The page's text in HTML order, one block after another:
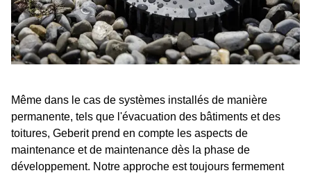
Même dans le cas de systèmes installés de manière
permanente, tels que l'évacuation des bâtiments et des
toitures, Geberit prend en compte les aspects de
maintenance et de maintenance dès la phase de
développement. Notre approche est toujours fermement